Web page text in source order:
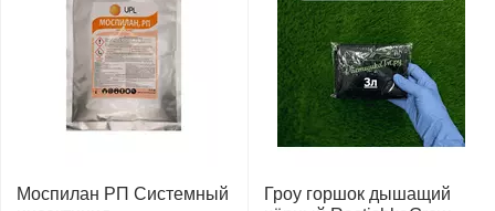
Моспилан РП Системный
Гроу горшок дышащий